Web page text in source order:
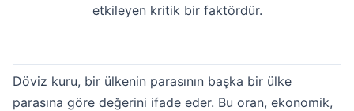
etkileyen kritik bir faktördür.
Döviz kuru, bir ülkenin parasının başka bir ülke
parasına göre değerini ifade eder. Bu oran, ekonomik,